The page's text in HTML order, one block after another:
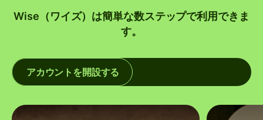
Wise（ワイズ）は簡単な数ステップで利用できま
す。
アカウントを開設する